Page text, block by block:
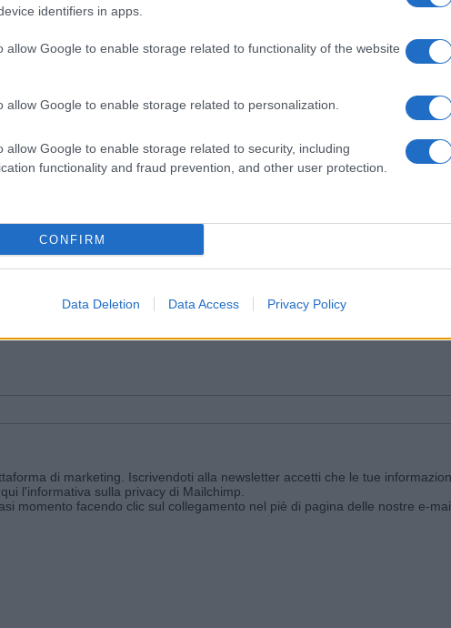
identifiers in apps.
allow Google to enable storage related to functionality of the website
allow Google to enable storage related to personalization.
allow Google to enable storage related to security, including
functionality and fraud prevention, and other user protection.
CONFIRM
Data Deletion Data Access Privacy Policy
Invia un Comunicato Stampa|Pubblicità|Segnala
e ricevi le nostre email periodiche contenenti le ultime notizie pubblicate sul
di marketing. Iscrivendoti alla newsletter accetti che le tue
l'informativa sulla privacy di Mailchimp
momento facendo clic sul collegamento nel piè di pagina delle nostre e-